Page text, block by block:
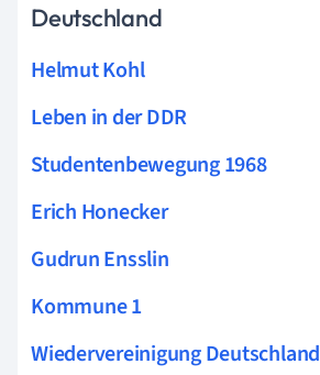
Deutschland
Helmut Kohl
Leben in der DDR
Studentenbewegung 1968
Erich Honecker
Gudrun Ensslin
Kommune 1
Wiedervereinigung Deutschland